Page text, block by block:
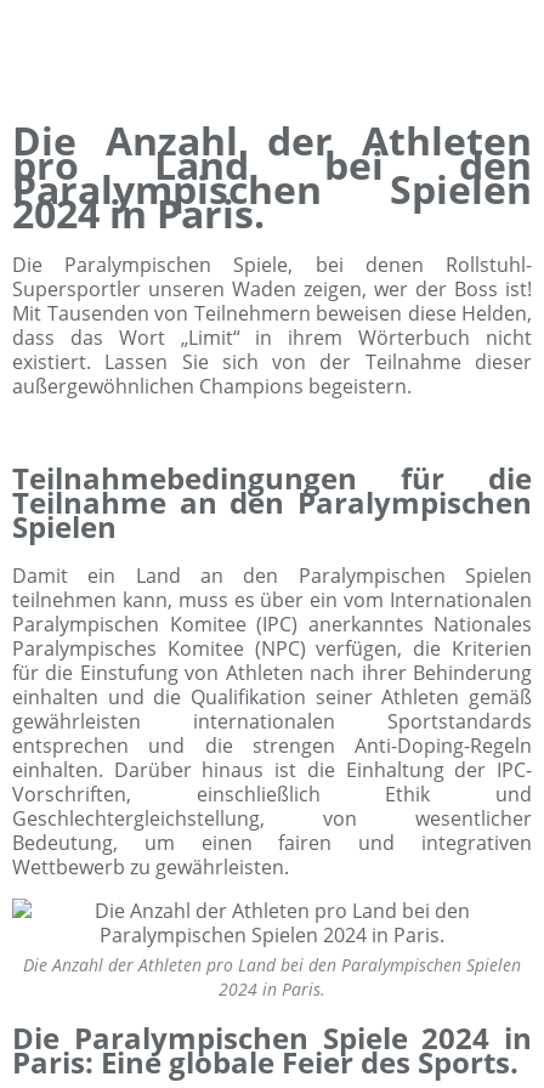
Die Anzahl der Athleten
pro Land bei den
Paralympischen Spielen
2024 in Paris.
Die Paralympischen Spiele, bei denen Rollstuhl-
Supersportler unseren Waden zeigen, wer der Boss ist!
Mit Tausenden von Teilnehmern beweisen diese Helden,
dass das Wort „Limit“ in ihrem Wörterbuch nicht
existiert. Lassen Sie sich von der Teilnahme dieser
außergewöhnlichen Champions begeistern.
Teilnahmebedingungen für die
Teilnahme an den Paralympischen
Spielen
Damit ein Land an den Paralympischen Spielen
teilnehmen kann, muss es über ein vom Internationalen
Paralympischen Komitee (IPC) anerkanntes Nationales
Paralympisches Komitee (NPC) verfügen, die Kriterien
für die Einstufung von Athleten nach ihrer Behinderung
einhalten und die Qualifikation seiner Athleten gemäß
gewährleisten internationalen Sportstandards
entsprechen und die strengen Anti-Doping-Regeln
einhalten. Darüber hinaus ist die Einhaltung der IPC-
Vorschriften, einschließlich Ethik und
Geschlechtergleichstellung, von wesentlicher
Bedeutung, um einen fairen und integrativen
Wettbewerb zu gewährleisten.
Die Anzahl der Athleten pro Land bei den Paralympischen Spielen
2024 in Paris.
Die Paralympischen Spiele 2024 in
Paris: Eine globale Feier des Sports.